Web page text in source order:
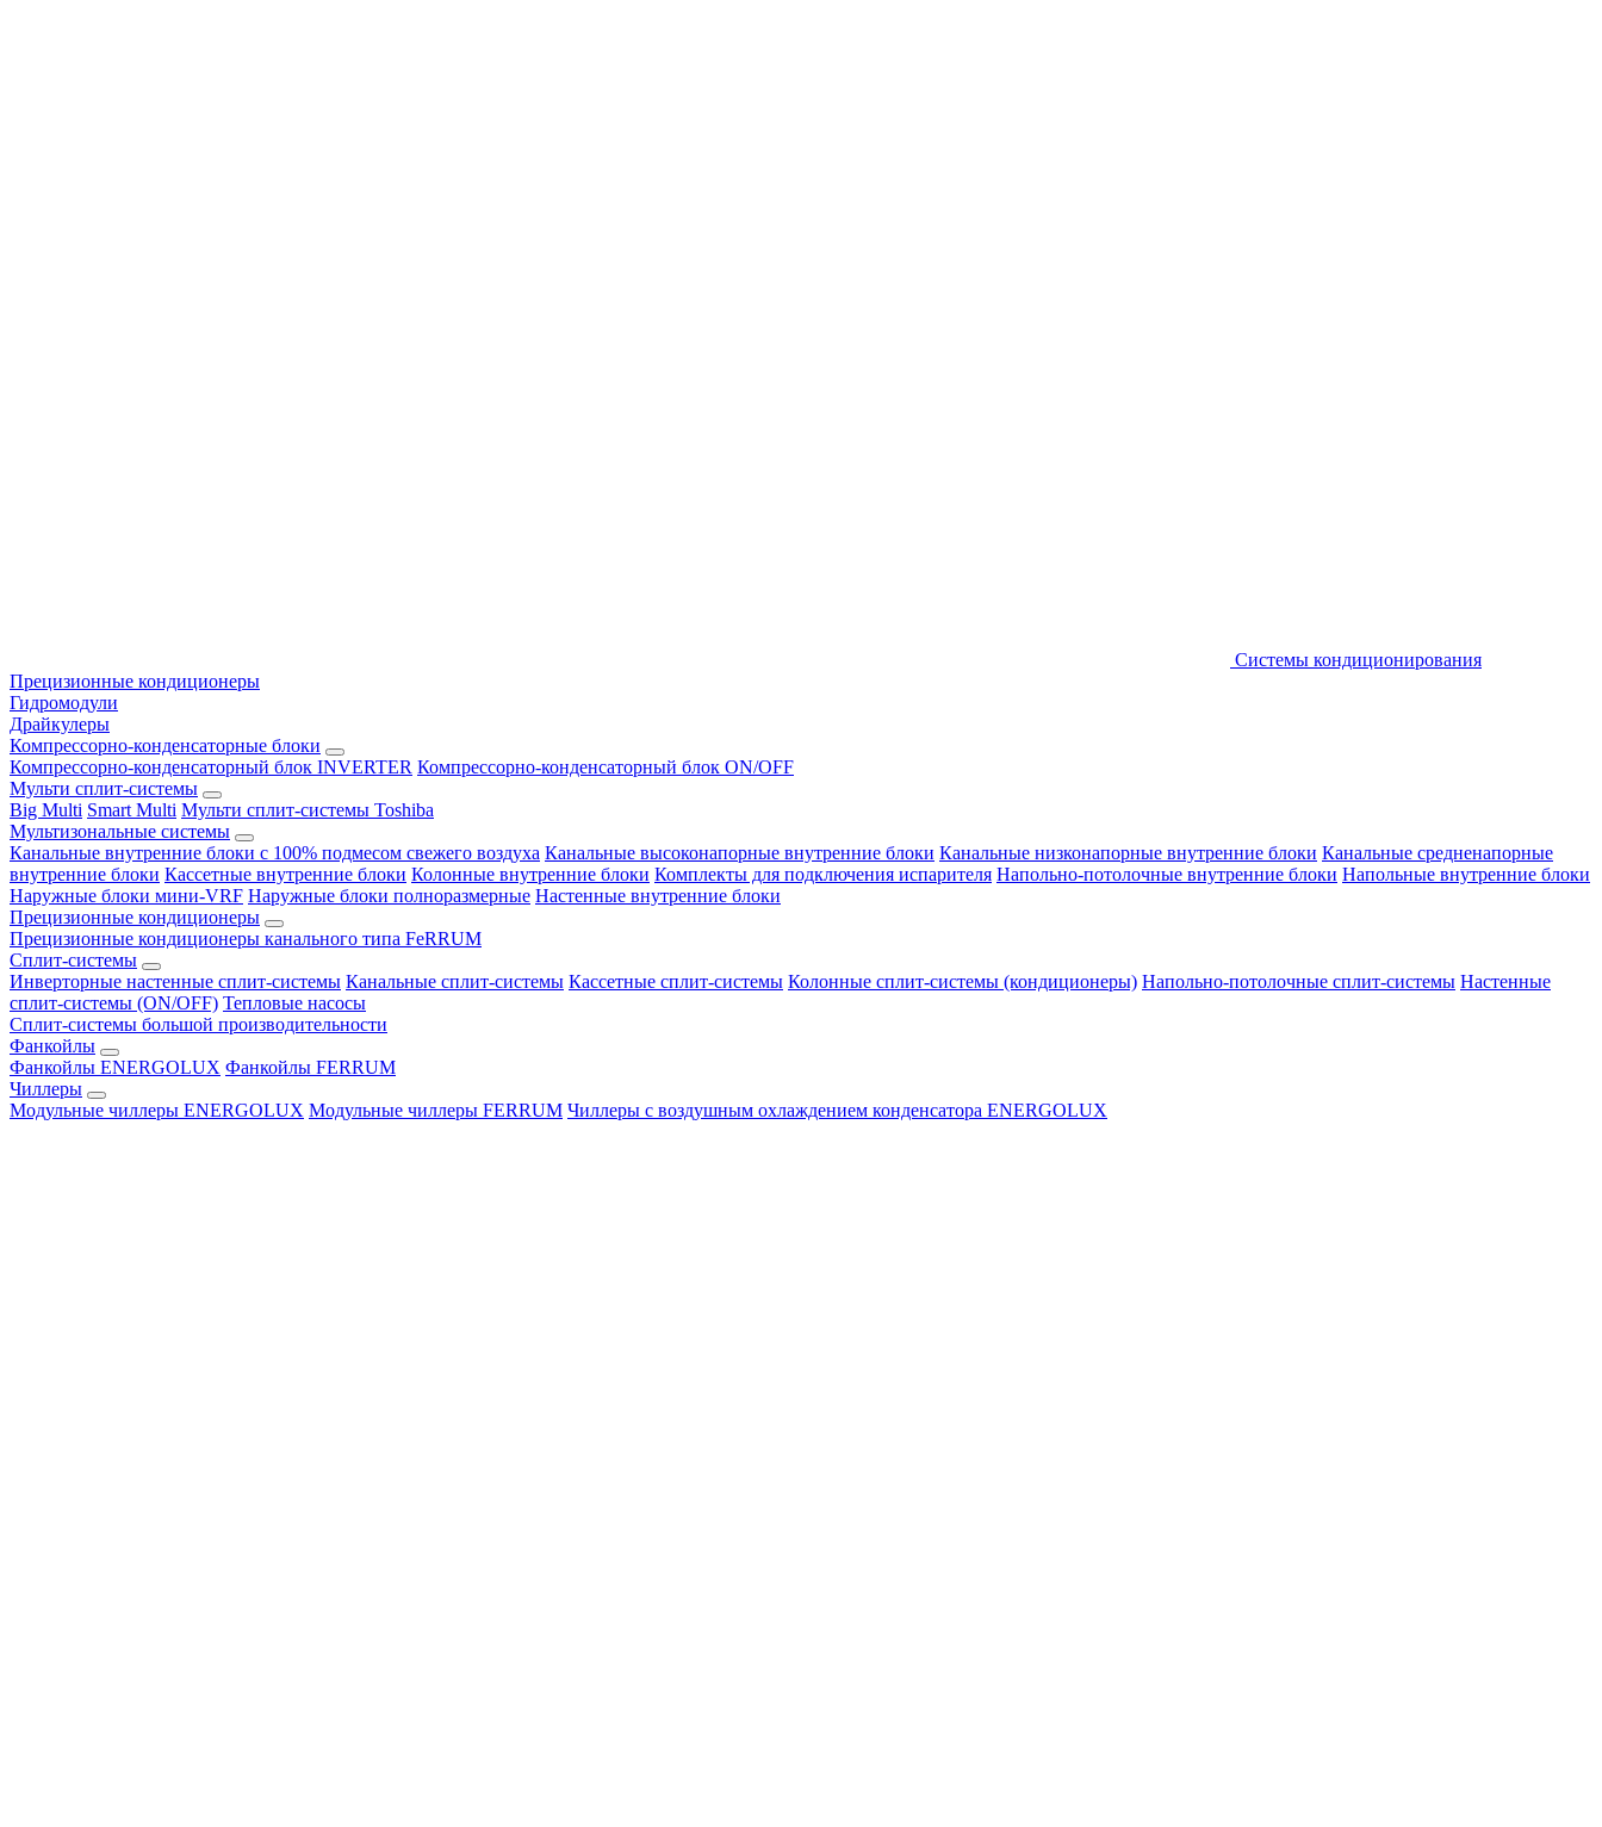
Системы кондиционирования
Прецизионные кондиционеры
Гидромодули
Драйкулеры
Компрессорно-конденсаторные блоки
Компрессорно-конденсаторный блок INVERTER Компрессорно-конденсаторный блок ON/OFF
Мульти сплит-системы
Big Multi Smart Multi Мульти сплит-системы Toshiba
Мультизональные системы
Канальные внутренние блоки с 100% подмесом свежего воздуха Канальные высоконапорные внутренние блоки Канальные низконапорные внутренние блоки Канальные средненапорные
внутренние блоки Кассетные внутренние блоки Колонные внутренние блоки Комплекты для подключения испарителя Напольно-потолочные внутренние блоки Напольные внутренние блоки
Наружные блоки мини-VRF Наружные блоки полноразмерные Настенные внутренние блоки
Прецизионные кондиционеры
Прецизионные кондиционеры канального типа FeRRUM
Сплит-системы
Инверторные настенные сплит-системы Канальные сплит-системы Кассетные сплит-системы Колонные сплит-системы (кондиционеры) Напольно-потолочные сплит-системы Настенные
сплит-системы (ON/OFF) Тепловые насосы
Сплит-системы большой производительности
Фанкойлы
Фанкойлы ENERGOLUX Фанкойлы FERRUM
Чиллеры
Модульные чиллеры ENERGOLUX Модульные чиллеры FERRUM Чиллеры с воздушным охлаждением конденсатора ENERGOLUX